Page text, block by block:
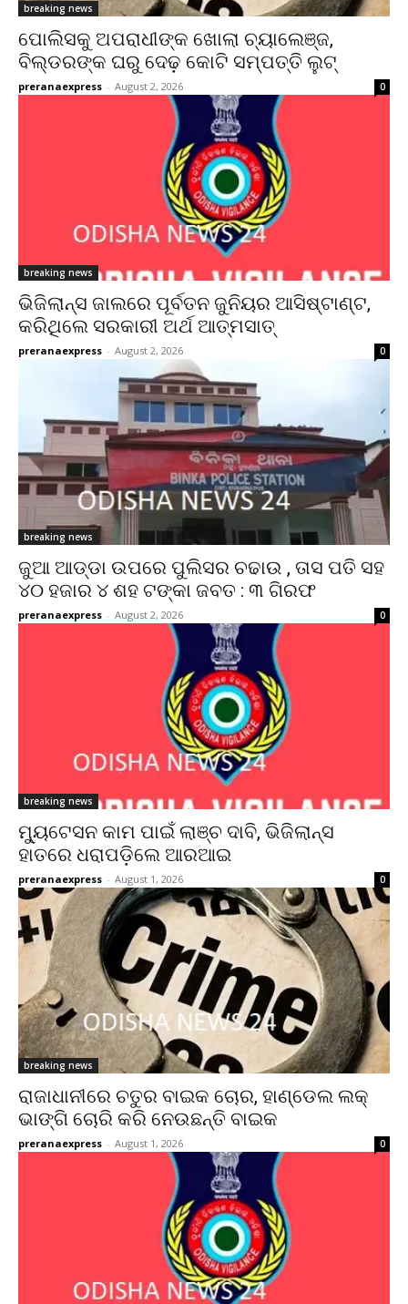
breaking news
ପୋଲିସକୁ ଅପରାଧୀଙ୍କ ଖୋଲା ଚ୍ୟାଲେଞ୍ଜ,
ବିଲ୍ଡରଙ୍କ ଘରୁ ଦେଢ଼ କୋଟି ସମ୍ପତ୍ତି ଲୁଟ୍
preranaexpress - August 2, 2026 0
breaking news
ଭିଜିଲାନ୍ସ ଜାଲରେ ପୂର୍ବତନ ଜୁନିୟର ଆସିଷ୍ଟାଣ୍ଟ,
କରିଥିଲେ ସରକାରୀ ଅର୍ଥ ଆତ୍ମସାତ୍
preranaexpress - August 2, 2026 0
breaking news
ଜୁଆ ଆଡ୍ଡା ଉପରେ ପୁଲିସର ଚଢାଉ , ତାସ ପତି ସହ
୪୦ ହଜାର ୪ ଶହ ଟଙ୍କା ଜବତ : ୩ ଗିରଫ
preranaexpress - August 2, 2026 0
breaking news
ମ୍ୟୁଟେସନ କାମ ପାଇଁ ଲାଞ୍ଚ ଦାବି, ଭିଜିଲାନ୍ସ
ହାତରେ ଧରାପଡ଼ିଲେ ଆରଆଇ
preranaexpress - August 1, 2026 0
breaking news
ରାଜାଧାନୀରେ ଚତୁର ବାଇକ ଚୋର, ହାଣ୍ଡେଲ ଲକ୍
ଭାଙ୍ଗି ଚୋରି କରି ନେଉଛନ୍ତି ବାଇକ
preranaexpress - August 1, 2026 0